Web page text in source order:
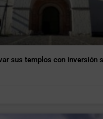
sus templos con inversión